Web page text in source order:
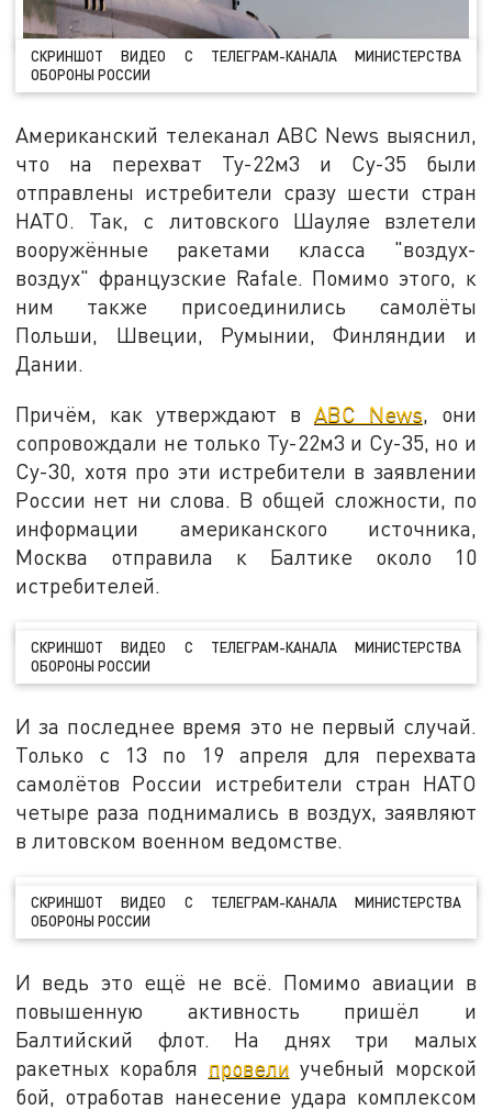
СКРИНШОТ ВИДЕО С ТЕЛЕГРАМ-КАНАЛА МИНИСТЕРСТВА
ОБОРОНЫ РОССИИ
Американский телеканал ABC News выяснил,
что на перехват Ту-22м3 и Су-35 были
отправлены истребители сразу шести стран
НАТО. Так, с литовского Шауляе взлетели
вооружённые ракетами класса "воздух-
воздух" французские Rafale. Помимо этого, к
ним также присоединились самолёты
Польши, Швеции, Румынии, Финляндии и
Дании.
Причём, как утверждают в ABC News, они
сопровождали не только Ту-22м3 и Су-35, но и
Су-30, хотя про эти истребители в заявлении
России нет ни слова. В общей сложности, по
информации американского источника,
Москва отправила к Балтике около 10
истребителей.
СКРИНШОТ ВИДЕО С ТЕЛЕГРАМ-КАНАЛА МИНИСТЕРСТВА
ОБОРОНЫ РОССИИ
И за последнее время это не первый случай.
Только с 13 по 19 апреля для перехвата
самолётов России истребители стран НАТО
четыре раза поднимались в воздух, заявляют
в литовском военном ведомстве.
СКРИНШОТ ВИДЕО С ТЕЛЕГРАМ-КАНАЛА МИНИСТЕРСТВА
ОБОРОНЫ РОССИИ
И ведь это ещё не всё. Помимо авиации в
повышенную активность пришёл и
Балтийский флот. На днях три малых
ракетных корабля провели учебный морской
бой, отработав нанесение удара комплексом